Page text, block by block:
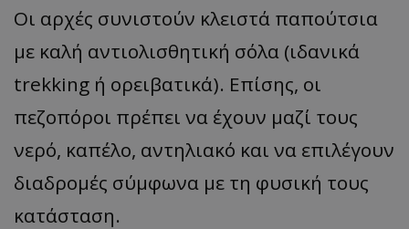
Οι αρχές συνιστούν κλειστά παπούτσια
με καλή αντιολισθητική σόλα (ιδανικά
trekking ή ορειβατικά). Επίσης, οι
πεζοπόροι πρέπει να έχουν μαζί τους
νερό, καπέλο, αντηλιακό και να επιλέγουν
διαδρομές σύμφωνα με τη φυσική τους
κατάσταση.